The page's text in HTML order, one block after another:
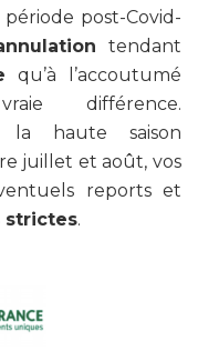
période post-Covid-
tendant
qu’à l’accoutumé
différence.
la haute saison
juillet et août, vos
reports et
strictes.